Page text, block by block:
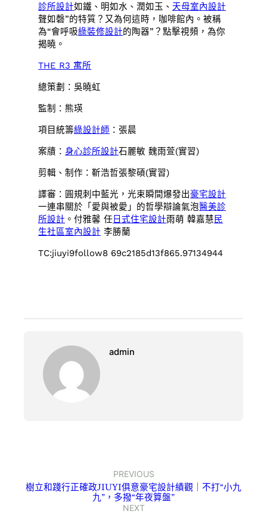
診所設計如鐵、明如水、潤如玉、 天母室內設計
聲如磬”的特質？又為何這時，咖啡館內。被稱
為“會呼吸綠裝修設計的陶器”？點擊視頻，為你
揭曉。
THE R3 寓所
總策劃：吳曉虹
監制：熊瑛
項目統籌綠設計師 ：張晨
案牘：身心診所設計石麗敏 魏雨萱(實習)
剪輯、制作：靳浩哲張黎碩(實習)
譯審：圓規刺中藍光，光束瞬間爆發出豪宅設計
一連串關於「愛與被愛」的哲學辯論氣泡醫美診
所設計 。付雅馨 任 日式住宅設計雨萌 韓嘉慧民
生社區室內設計 李勝蘭
TC:jiuyi9follow8 69c2185d13f865.97134944
admin
PREVIOUS
樹立和踐行正確政JIUYI俱意豪宅設計績觀｜不打“小九
九”，多撥“年夜算盤”
NEXT